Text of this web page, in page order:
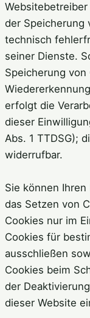
der Speicherung
technisch
seiner Dienste.
Speicherung
erfolgt die
dieser
Abs. 1 TTDSG);
widerrufbar.
Sie können
das Setzen von
Cookies nur im
Cookies für
ausschließen
Cookies beim
der
dieser Website